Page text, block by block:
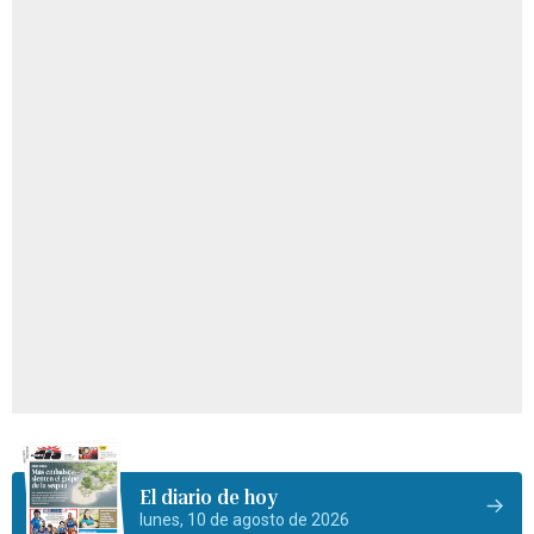
El diario de hoy
lunes, 10 de agosto de 2026